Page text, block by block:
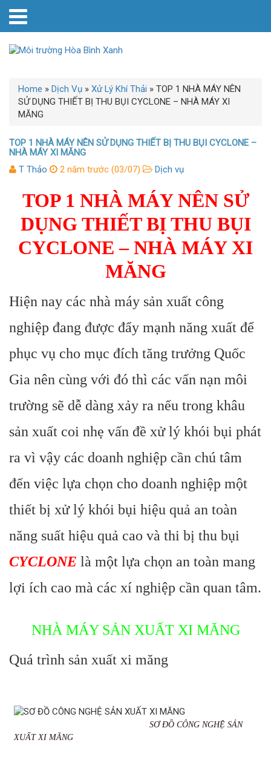
Home » Dịch Vụ » Xử Lý Khí Thải » TOP 1 NHÀ MÁY NÊN
SỬ DỤNG THIẾT BỊ THU BỤI CYCLONE – NHÀ MÁY XI
MĂNG
TOP 1 NHÀ MÁY NÊN SỬ DỤNG THIẾT BỊ THU BỤI CYCLONE –
NHÀ MÁY XI MĂNG
T Thảo
2 năm trước (03/07) Dịch vụ
TOP 1 NHÀ MÁY NÊN SỬ
DỤNG THIẾT BỊ THU BỤI
CYCLONE – NHÀ MÁY XI
MĂNG
Hiện nay các nhà máy sản xuất công
nghiệp đang được đẩy mạnh năng xuất để
phục vụ cho mục đích tăng trưởng Quốc
Gia nên cùng với đó thì các vấn nạn môi
trường sẽ dễ dàng xảy ra nếu trong khâu
sản xuất coi nhẹ vấn đề xử lý khói bụi phát
ra vì vậy các doanh nghiệp cần chú tâm
đến việc lựa chọn cho doanh nghiệp một
thiết bị xử lý khói bụi hiệu quả an toàn
năng suất hiệu quả cao và thi bị thu bụi
CYCLONE là một lựa chọn an toàn mang
lợi ích cao mà các xí nghiệp cần quan tâm.
NHÀ MÁY SẢN XUẤT XI MĂNG
Quá trình sản xuất xi măng
SƠ ĐỒ CÔNG NGHỆ SẢN
XUẤT XI MĂNG